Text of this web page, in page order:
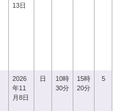
13日
2026
年11
月8日
日
10時
30分
15時
20分
5